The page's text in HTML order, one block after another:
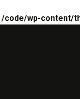
/code/wp-content/